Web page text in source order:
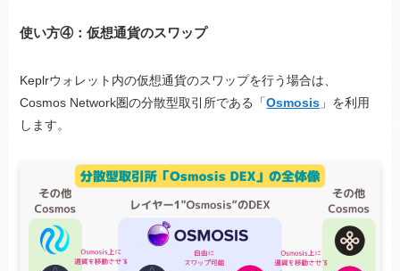
使い方④：仮想通貨のスワップ
Keplrウォレット内の仮想通貨のスワップを行う場合は、
Cosmos Network圏の分散型取引所である「Osmosis 」を利用
します。